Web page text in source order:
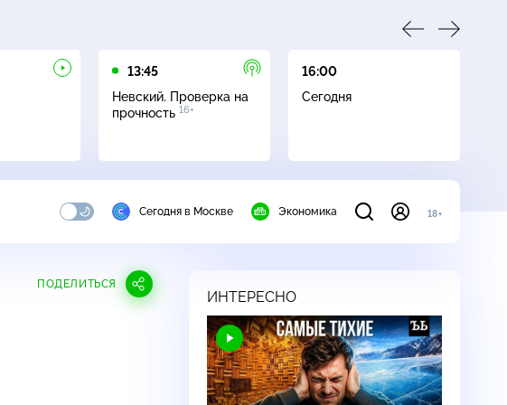
13:45
Невский. Проверка на
прочность 16+
16:00
Сегодня
Сегодня в Москве Экономика 18+
ПОДЕЛИТЬСЯ
ИНТЕРЕСНО